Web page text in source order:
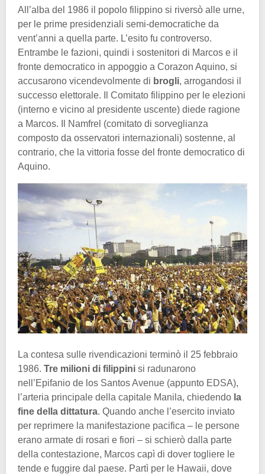
All’alba del 1986 il popolo filippino si riversò alle urne,
per le prime presidenziali semi-democratiche da
vent’anni a quella parte. L’esito fu controverso.
Entrambe le fazioni, quindi i sostenitori di Marcos e il
fronte democratico in appoggio a Corazon Aquino, si
accusarono vicendevolmente di brogli, arrogandosi il
successo elettorale. Il Comitato filippino per le elezioni
(interno e vicino al presidente uscente) diede ragione
a Marcos. Il Namfrel (comitato di sorveglianza
composto da osservatori internazionali) sostenne, al
contrario, che la vittoria fosse del fronte democratico di
Aquino.
La contesa sulle rivendicazioni terminò il 25 febbraio
1986. Tre milioni di filippini si radunarono
nell’Epifanio de los Santos Avenue (appunto EDSA),
l’arteria principale della capitale Manila, chiedendo la
fine della dittatura. Quando anche l’esercito inviato
per reprimere la manifestazione pacifica – le persone
erano armate di rosari e fiori – si schierò dalla parte
della contestazione, Marcos capì di dover togliere le
tende e fuggire dal paese. Partì per le Hawaii, dove